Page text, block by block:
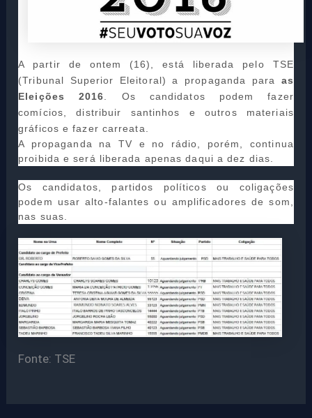
A partir de ontem (16), está liberada pelo TSE
(Tribunal Superior Eleitoral) a propaganda para as
Eleições 2016 . Os candidatos podem fazer
comícios, distribuir santinhos e outros materiais
gráficos e fazer carreata.
A propaganda na TV e no rádio, porém, continua
proibida e será liberada apenas daqui a dez dias.
Os candidatos, partidos políticos ou coligações
podem usar alto-falantes ou amplificadores de som,
nas suas.
Fonte: TSE